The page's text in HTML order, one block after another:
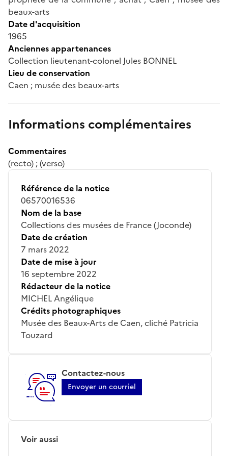
beaux-arts
Date d'acquisition
1965
Anciennes appartenances
Collection lieutenant-colonel Jules BONNEL
Lieu de conservation
Caen ; musée des beaux-arts
Informations complémentaires
Commentaires
(recto) ; (verso)
Référence de la notice
06570016536
Nom de la base
Collections des musées de France (Joconde)
Date de création
7 mars 2022
Date de mise à jour
16 septembre 2022
Rédacteur de la notice
MICHEL Angélique
Crédits photographiques
Musée des Beaux-Arts de Caen, cliché Patricia
Touzard
Contactez-nous
Envoyer un courriel
Voir aussi